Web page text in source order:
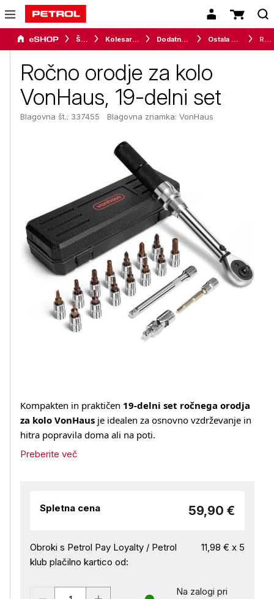
Šport Kolesarstvo Dodatna kolesarska oprema Ostala kolesarska oprema
Ročno orodje za kolo
VonHaus, 19-delni set
Blagovna št.: 337455 Blagovna znamka: VonHaus
Kompakten in praktičen 19‑delni set ročnega orodja
za kolo VonHaus je idealen za osnovno vzdrževanje in
hitra popravila doma ali na poti.
Preberite več
Spletna cena 59,90 €
Obroki s Petrol Pay Loyalty / Petrol
klub plačilno kartico od:
11,98 € x 5
Na zalogi pri